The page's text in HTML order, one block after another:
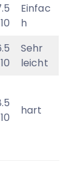
Einfac
h
Sehr
leicht
hart